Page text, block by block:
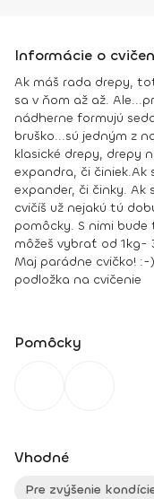
Informácie o
Ak máš rada drepy,
sa v ňom až až.
nádherne formujú
bruško...sú jedným z
klasické drepy, drepy
expandra, či činiek.Ak
expander, či činky. Ak
cvičíš už nejakú tú
pomôcky. S nimi
môžeš vybrať od 1kg-
Maj parádne cvičko! :-)
podložka na cvičenie
Pomôcky
Vhodné
Pre zvýšenie